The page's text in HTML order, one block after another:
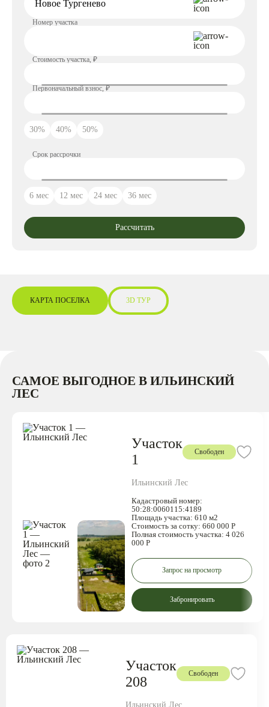
Номер участка
Стоимость участка, ₽
Первоначальный взнос, ₽
30% 40% 50%
Срок рассрочки
6 мес 12 мес 24 мес 36 мес
Рассчитать
КАРТА ПОСЕЛКА 3D ТУР
САМОЕ ВЫГОДНОЕ В ИЛЬИНСКИЙ
ЛЕС
Участок
1
Свободен
Ильинский Лес
Кадастровый номер:
50:28:0060115:4189
Площадь участка: 610 м2
Стоимость за сотку: 660 000 Р
Полная стоимость участка: 4 026
000 Р
Запрос на просмотр
Забронировать
Участок
208
Свободен
Ильинский Лес